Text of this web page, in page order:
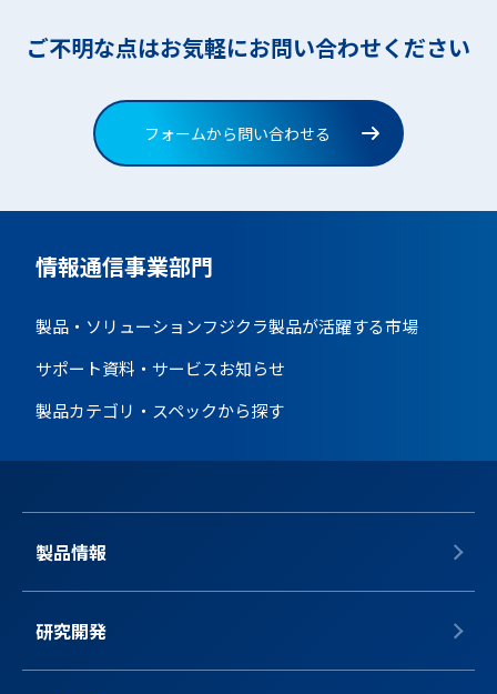
ご不明な点はお気軽にお問い合わせください
フォームから問い合わせる
情報通信事業部門
製品・ソリューションフジクラ製品が活躍する市場
サポート資料・サービスお知らせ
製品カテゴリ・スペックから探す
製品情報
研究開発